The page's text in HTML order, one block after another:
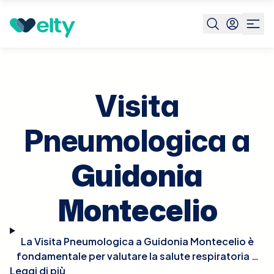
Prenota visita
Guidonia
Visita
Pneumologica a
Guidonia
Montecelio
La Visita Pneumologica a Guidonia Montecelio è
fondamentale per valutare la salute respiratoria e
diagnosticare, monitorare e trattare disturbi
Leggi di più